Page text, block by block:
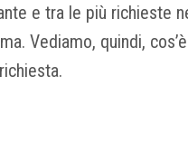
e tra le più richieste
Vediamo, quindi,